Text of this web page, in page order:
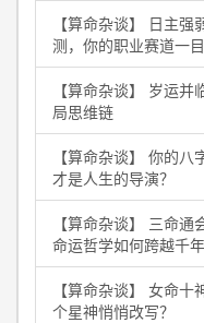
【算命杂谈】 日主
测，你的职业赛道一
【算命杂谈】 岁运
局思维链
【算命杂谈】 你的
才是人生的导演？
【算命杂谈】 三命
命运哲学如何跨越千
【算命杂谈】 女命
个星神悄悄改写？